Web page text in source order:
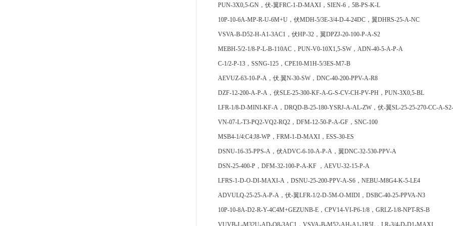
PUN-3X0,5-GN，伏-翼FRC-1-D-MAXI，SIEN-6，5B-PS-K-L
10P-10-6A-MP-R-U-6M+U，伏MDH-5/3E-3/4-D-4-24DC，翼DHRS-25-A-NC
VSVA-B-D52-H-A1-3AC1，伏HP-32，翼DPZJ-20-100-P-A-S2
MEBH-5/2-1/8-P-L-B-110AC，PUN-V0-10X1,5-SW，ADN-40-5-A-P-A
C-1/2-P-13，SSNG-125，CPE10-M1H-5/3ES-M7-B
AEVUZ-63-10-P-A，伏.翼N-30-SW，DNC-40-200-PPV-A-R8
DZF-12-200-A-P-A，伏SLE-25-300-KF-A-G-S-CV-CH-PV-PH，PUN-3X0,5-BL
LFR-1/8-D-MINI-KF-A，DRQD-B-25-180-YSRJ-A-AL-ZW，伏-翼SL-25-25-270-CC-A-
VN-07-L-T3-PQ2-VQ2-RQ2，DFM-12-50-P-A-GF，SNC-100
MSB4-1/4:C4:J8-WP，FRM-1-D-MAXI，ESS-30-ES
DSNU-16-35-PPS-A，伏ADVC-6-10-A-P-A，翼DNC-32-530-PPV-A
DSN-25-400-P，DFM-32-100-P-A-KF ，AEVU-32-15-P-A
LFRS-1-D-O-DI-MAXI-A，DSNU-25-200-PPV-A-S6，NEBU-M8G4-K-5-LE4
ADVULQ-25-25-A-P-A，伏-翼LFR-1/2-D-5M-O-MIDI，DSBC-40-25-PPVA-N3
10P-10-8A-D2-R-Y-4C4M+GEZUNB-E，CPV14-VI-P6-1/8，GRLZ-1/8-NPT-RS-B
VUVB-L-M32U-AD-Q8-3AC1，VSVA-B-M52-AH-A1-1R5L，LR-3/4-D-D1-MAXI